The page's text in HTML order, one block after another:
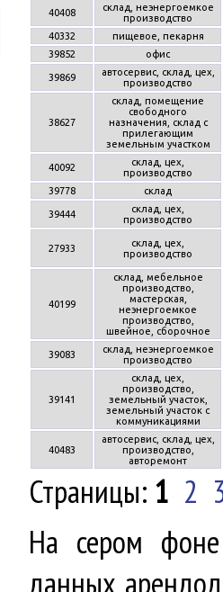
40408
склад, неэнергоемкое
производство
40332
пищевое, пекарня
39852
офис
39869
автосервис, склад, цех,
производство
38627
склад, помещение
свободного
назначения, склад с
прилегающим
земельным участком
40092
склад, цех,
производство
39778
склад
39444
склад, цех,
производство
27933
склад, цех,
производство
40199
склад, мебельное
производство,
мастерская,
неэнергоемкое
производство,
швейное, сборочное
39083
склад, неэнергоемкое
производство
39141
склад, цех,
производство,
земельный участок,
земельный участок с
коммуникациями
40483
автосервис, склад, цех,
производство,
авторемонт
Страницы: 1 2
На сером фоне
данных